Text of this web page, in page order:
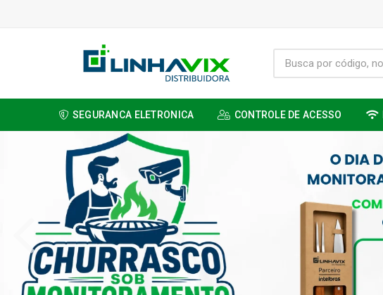
SEGURANCA ELETRONICA CONTROLE DE ACESSO